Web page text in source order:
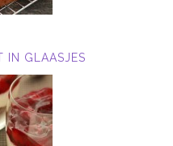
IN GLAASJES